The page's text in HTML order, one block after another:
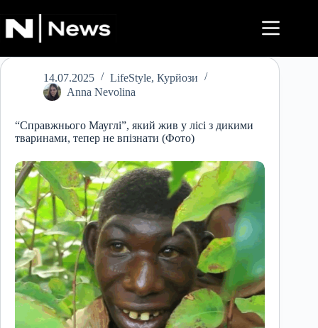
до
вмісту
14.07.2025 LifeStyle, Курйози
Anna Nevolina
“Справжнього Мауглі”, який жив у лісі з дикими
тваринами, тепер не впізнати (Фото)